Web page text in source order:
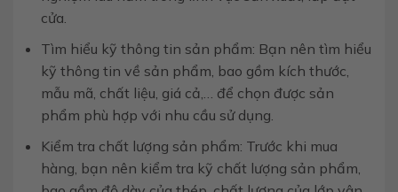
cửa.
Tìm hiểu kỹ thông tin sản phẩm: Bạn nên tìm hiểu
kỹ thông tin về sản phẩm, bao gồm kích thước,
mẫu mã, chất liệu, giá cả,… để chọn được sản
phẩm phù hợp với nhu cầu sử dụng.
Kiểm tra chất lượng sản phẩm: Trước khi mua
hàng, bạn nên kiểm tra kỹ chất lượng sản phẩm,